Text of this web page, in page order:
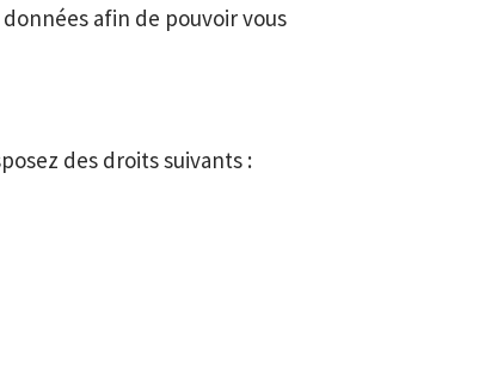
afin de pouvoir vous
des droits suivants :